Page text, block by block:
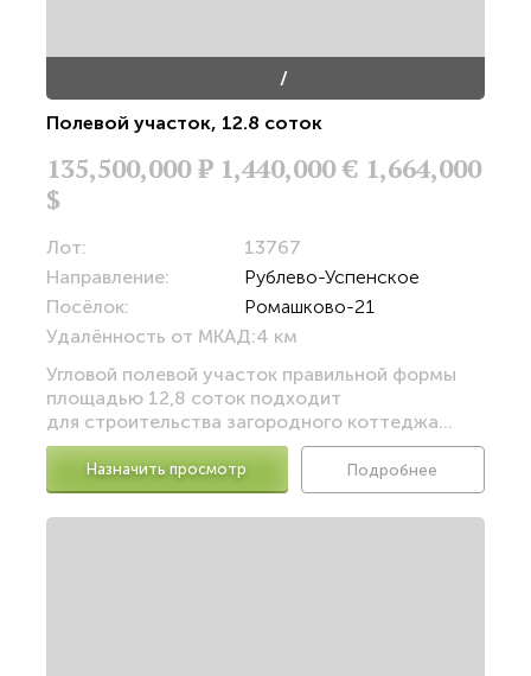
/
Полевой участок, 12.8 соток
135,500,000Р 1,440,000 € 1,664,000
$
Лот:
13767
Направление:
Рублево-Успенское
Посёлок:
Ромашково-21
Удалённость от МКАД:4 км
Угловой полевой участок правильной формы
площадью 12,8 соток подходит
для строительства загородного коттеджа...
Назначить просмотр Подробнее